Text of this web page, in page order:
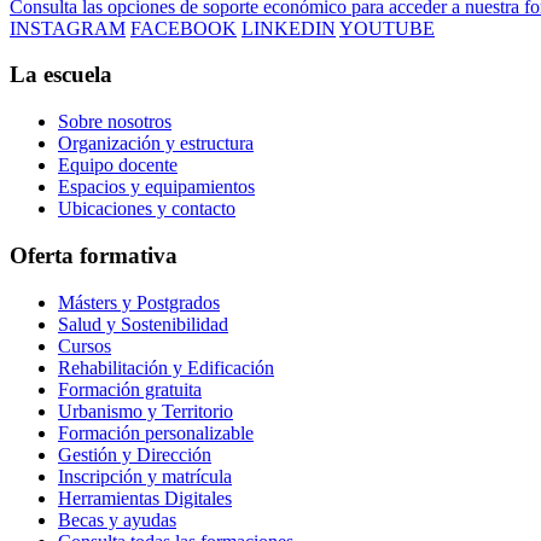
Consulta las opciones de soporte económico para acceder a nuestra
INSTAGRAM FACEBOOK LINKEDIN YOUTUBE
La escuela
Sobre nosotros
Organización y estructura
Equipo docente
Espacios y equipamientos
Ubicaciones y contacto
Oferta formativa
Másters y Postgrados
Salud y Sostenibilidad
Cursos
Rehabilitación y Edificación
Formación gratuita
Urbanismo y Territorio
Formación personalizable
Gestión y Dirección
Inscripción y matrícula
Herramientas Digitales
Becas y ayudas